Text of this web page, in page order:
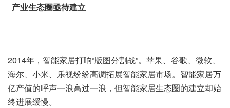
产业生态圈亟待建立
2014年，智能家居打响“版图分割战”。苹果、谷歌、微软、
海尔、小米、乐视纷纷高调拓展智能家居市场。智能家居万
亿产值的呼声一浪高过一浪，但智能家居生态圈的建立却始
终进展缓慢。